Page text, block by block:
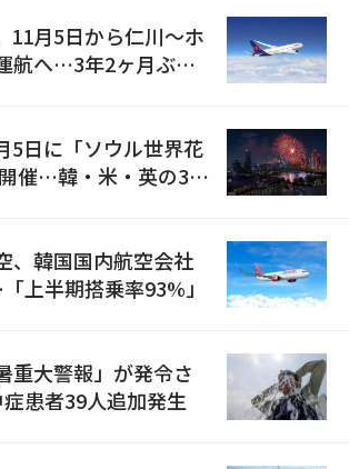
11月5日から仁川〜ホ
航へ…3年2ヶ月ぶり
5日に「ソウル世界花
催…韓・米・英の3カ
、韓国国内航空会社
上半期搭乗率93%」
重大警報」が発令さ
患者39人追加発生